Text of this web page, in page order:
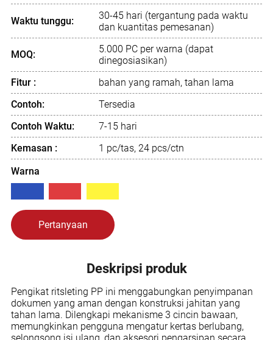
Waktu tunggu:
30-45 hari (tergantung pada waktu
dan kuantitas pemesanan)
MOQ:
5.000 PC per warna (dapat
dinegosiasikan)
Fitur :
bahan yang ramah, tahan lama
Contoh:
Tersedia
Contoh Waktu:
7-15 hari
Kemasan :
1 pc/tas, 24 pcs/ctn
Warna
Pertanyaan
Deskripsi produk
Pengikat ritsleting PP ini menggabungkan penyimpanan
dokumen yang aman dengan konstruksi jahitan yang
tahan lama. Dilengkapi mekanisme 3 cincin bawaan,
memungkinkan pengguna mengatur kertas berlubang,